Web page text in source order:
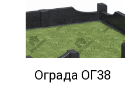
Ограда ОГ38